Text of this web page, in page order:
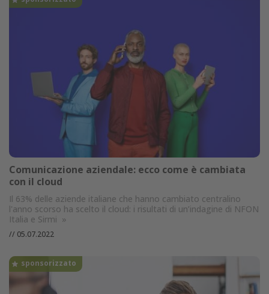
Comunicazione aziendale: ecco come è cambiata
con il cloud
Il 63% delle aziende italiane che hanno cambiato centralino
l'anno scorso ha scelto il cloud: i risultati di un’indagine di NFON
Italia e Sirmi »
// 05.07.2022